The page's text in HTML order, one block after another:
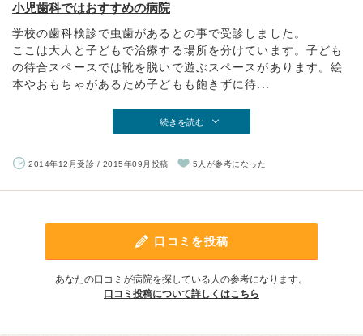
小児歯科ではおすすめの病院
学校の歯科検診で虫歯があるとの事で受診しました。
ここは大人と子どもで治療する場所を分けています。子ども
の待合スペースでは靴を脱いで遊ぶスペースがあります。絵
本やおもちゃがあるため子どもも飽きずに待...
続きを読む
2014年12月受診 / 2015年09月投稿 5人が参考になった
口コミを投稿
あなたの口コミが病院を探している人の参考になります。
口コミ投稿について詳しくはこちら